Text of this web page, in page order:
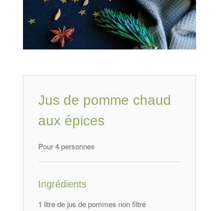
Jus de pomme chaud
aux épices
Pour 4 personnes
Ingrédients
1 litre de jus de pommes non filtré